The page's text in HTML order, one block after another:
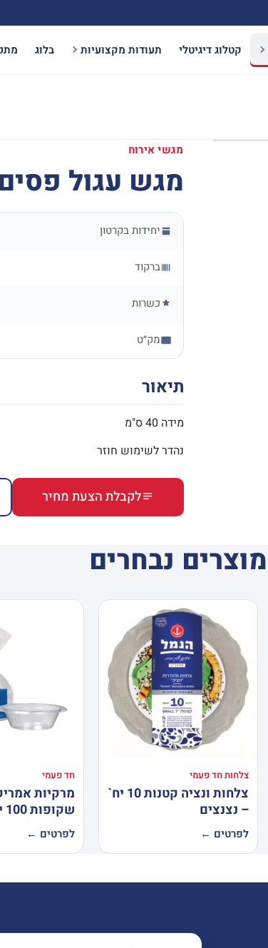
קטלוג דיגיטלי תעודות מקצועיות בלוג
מגשי אירוח
מגש עגול פסים 1 יח'
יחידות בקרטון
ברקוד
כשרות
מק״ט
תיאור
מידה 40 ס"מ
נהדר לשימוש חוזר
לקבלת הצעת מחיר
מוצרים נבחרים
צלחות חד פעמי
צלחות ונציה קטנות 10 יח`
– נצנצים
לפרטים ←
חד פעמי
מרקיות
שקופות 100 יח'
לפרטים ←